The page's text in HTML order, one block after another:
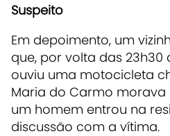
Suspeito
Em depoimento, um
que, por volta das 23h30
ouviu uma motocicleta
Maria do Carmo morava
um homem entrou na
discussão com a vítima.